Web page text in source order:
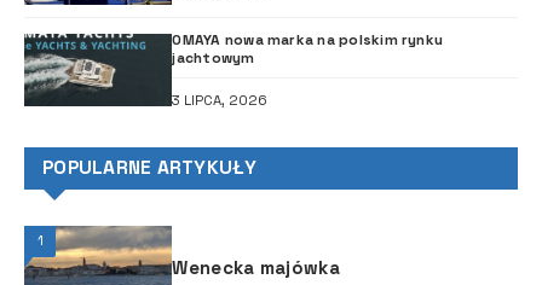
OMAYA nowa marka na polskim rynku
jachtowym
3 LIPCA, 2026
POPULARNE ARTYKUŁY
1
Wenecka majówka